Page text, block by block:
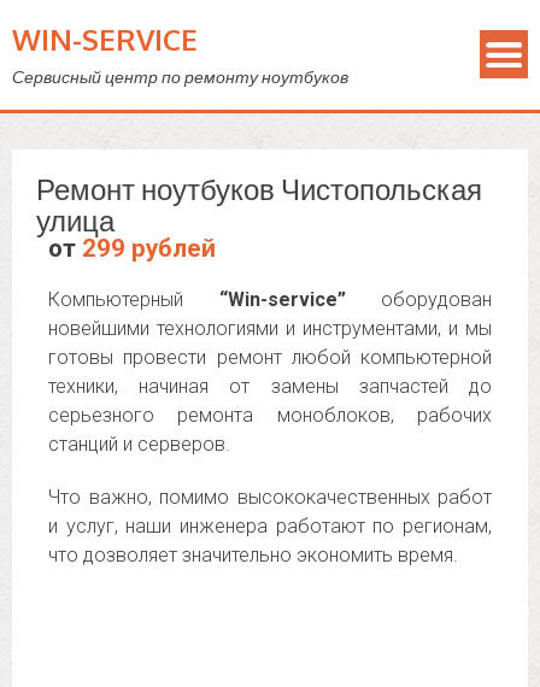
WIN-SERVICE
Сервисный центр по ремонту ноутбуков
Ремонт ноутбуков Чистопольская
улица
от 299 рублей
Компьютерный “Win-service”оборудован
новейшими технологиями и инструментами, и мы
готовы провести ремонт любой компьютерной
техники, начиная от замены запчастей до
серьезного ремонта моноблоков, рабочих
станций и серверов.
Что важно, помимо высококачественных работ
и услуг, наши инженера работают по регионам,
что дозволяет значительно экономить время.